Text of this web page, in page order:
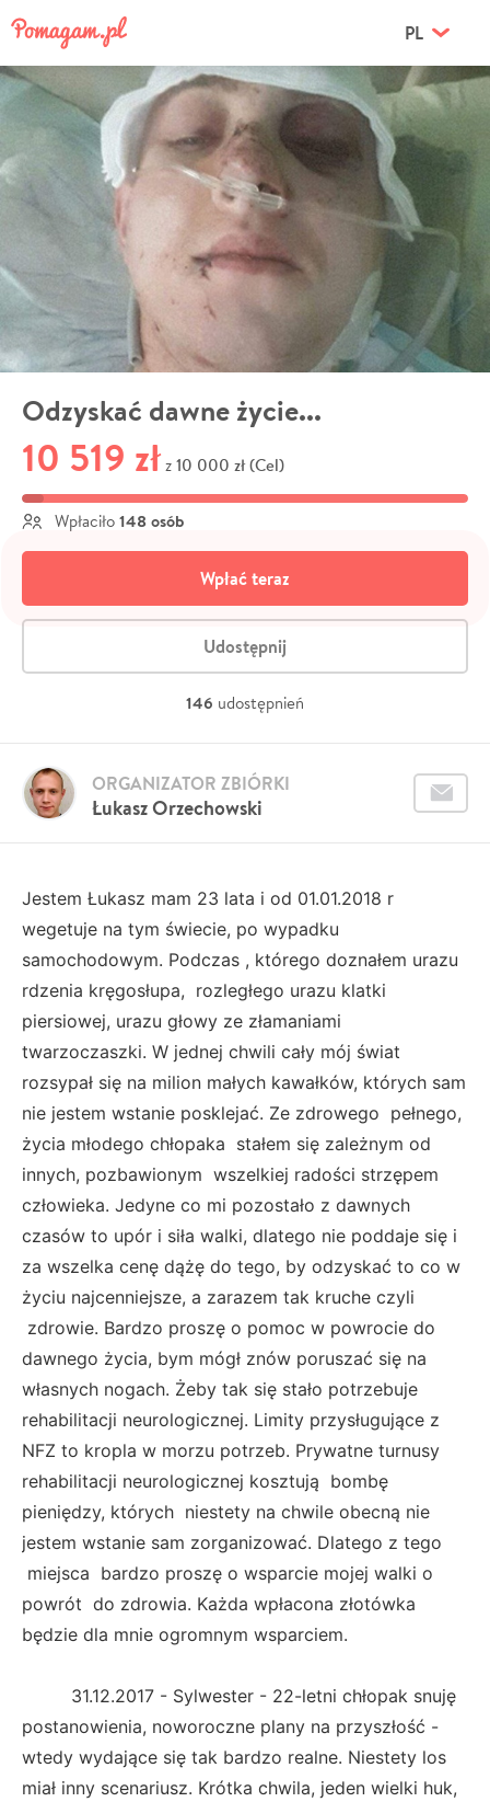
PL
Odzyskać dawne życie...
10 519 zł z 10 000 zł (Cel)
Wpłaciło 148 osób
Wpłać teraz
Udostępnij
146 udostępnień
Łukasz Orzechowski
ORGANIZATOR ZBIÓRKI
Jestem Łukasz mam 23 lata i od 01.01.2018 r
wegetuje na tym świecie, po wypadku
samochodowym. Podczas , którego doznałem urazu
rdzenia kręgosłupa, rozległego urazu klatki
piersiowej, urazu głowy ze złamaniami
twarzoczaszki. W jednej chwili cały mój świat
rozsypał się na milion małych kawałków, których sam
nie jestem wstanie posklejać. Ze zdrowego pełnego,
życia młodego chłopaka stałem się zależnym od
innych, pozbawionym wszelkiej radości strzępem
człowieka. Jedyne co mi pozostało z dawnych
czasów to upór i siła walki, dlatego nie poddaje się i
za wszelka cenę dążę do tego, by odzyskać to co w
życiu najcenniejsze, a zarazem tak kruche czyli
zdrowie. Bardzo proszę o pomoc w powrocie do
dawnego życia, bym mógł znów poruszać się na
własnych nogach. Żeby tak się stało potrzebuje
rehabilitacji neurologicznej. Limity przysługujące z
NFZ to kropla w morzu potrzeb. Prywatne turnusy
rehabilitacji neurologicznej kosztują bombę
pieniędzy, których niestety na chwile obecną nie
jestem wstanie sam zorganizować. Dlatego z tego
miejsca bardzo proszę o wsparcie mojej walki o
powrót do zdrowia. Każda wpłacona złotówka
będzie dla mnie ogromnym wsparciem.
31.12.2017 - Sylwester - 22-letni chłopak snuję
postanowienia, noworoczne plany na przyszłość -
wtedy wydające się tak bardzo realne. Niestety los
miał inny scenariusz. Krótka chwila, jeden wielki huk,